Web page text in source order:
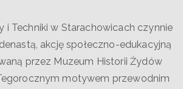
i Techniki w Starachowicach czynnie
akcję społeczno-edukacyjną
przez Muzeum Historii Żydów
motywem przewodnim